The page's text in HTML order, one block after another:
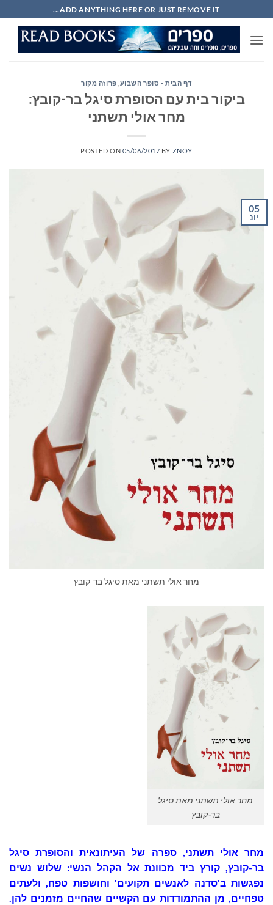
to
content
ADD ANYTHING HERE OR JUST REMOVE IT...
דף הבית - סופר השבוע פרוזה מקור
ביקור בית עם הסופרת סיגל בר-קובץ:
מחר אולי תשתני
POSTED ON 05/06/2017 BY ZNOY
05
יונ
מחר אולי תשתני מאת סיגל בר-קובץ
מחר אולי תשתני מאת סיגל
בר-קובץ
מחר אולי תשתני, ספרה של העיתונאית והסופרת סיגל
בר-קובץ, קורץ ביד מכוונת אל הקהל הנשי: שלוש נשים
נפגשות ב'סדנה לאנשים תקועים' וחושפות טפח, ולעתים
טפחיים, מן ההתמודדות עם הקשיים שהחיים מזמנים להן.